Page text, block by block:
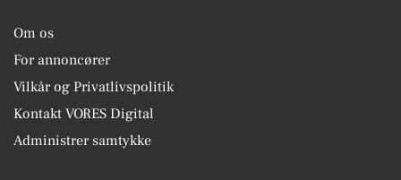
Om os
For annoncører
Vilkår og Privatlivspolitik
Kontakt VORES Digital
Administrer samtykke